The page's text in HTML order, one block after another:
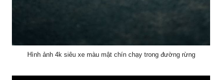
Hình ảnh 4k siêu xe màu mật chín chạy trong đường rừng